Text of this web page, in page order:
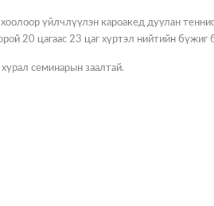
хоолоор үйлчлүүлэн кароакед дуулан
20 цагаас 23 цаг хүртэл нийтийн бүжиг
семинарын заалтай.